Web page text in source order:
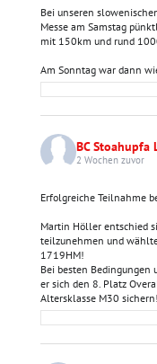
Bei unseren
Messe am Samstag
mit 150km und rund
Am Sonntag war dann
BC Stoahupfa
2 Wochen zuvor
Erfolgreiche Teilnahme
Martin Höller entschied
teilzunehmen und
1719HM!
Bei besten Bedingungen
er sich den 8. Platz
Altersklasse M30